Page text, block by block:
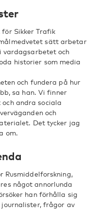
Sikker Trafik
sätt arbetar
vardagsarbetet och
historier som media
och fundera på hur
sa han. Vi finner
andra sociala
och
Det tycker jag
om.
Rusmiddelforskning,
något annorlunda
han förhålla sig
frågor av